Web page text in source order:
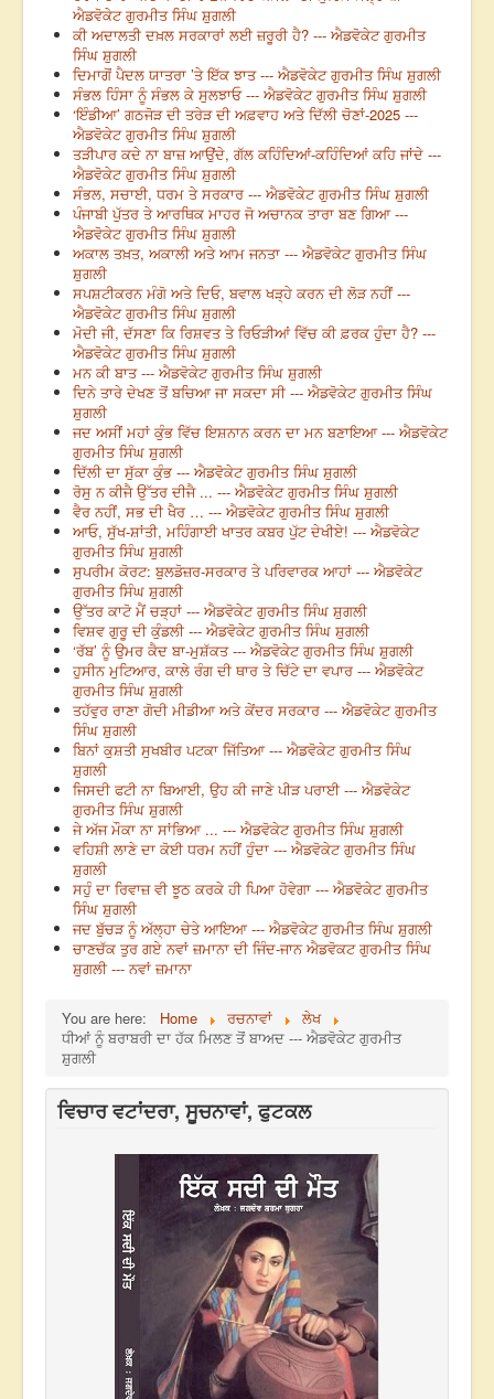
ਐਡਵੋਕੇਟ ਗੁਰਮੀਤ ਸਿੰਘ ਸ਼ੁਗਲੀ
ਕੀ ਅਦਾਲਤੀ ਦਖ਼ਲ ਸਰਕਾਰਾਂ ਲਈ ਜ਼ਰੂਰੀ ਹੈ? --- ਐਡਵੋਕੇਟ ਗੁਰਮੀਤ
ਸਿੰਘ ਸ਼ੁਗਲੀ
ਦਿਮਾਗੋਂ ਪੈਦਲ ਯਾਤਰਾ ’ਤੇ ਇੱਕ ਝਾਤ --- ਐਡਵੋਕੇਟ ਗੁਰਮੀਤ ਸਿੰਘ ਸ਼ੁਗਲੀ
ਸੰਭਲ ਹਿੰਸਾ ਨੂੰ ਸੰਭਲ ਕੇ ਸੁਲਝਾਓ --- ਐਡਵੋਕੇਟ ਗੁਰਮੀਤ ਸਿੰਘ ਸ਼ੁਗਲੀ
‘ਇੰਡੀਆ’ ਗਠਜੋੜ ਦੀ ਤਰੇੜ ਦੀ ਅਫ਼ਵਾਹ ਅਤੇ ਦਿੱਲੀ ਚੋਣਾਂ-2025 ---
ਐਡਵੋਕੇਟ ਗੁਰਮੀਤ ਸਿੰਘ ਸ਼ੁਗਲੀ
ਤੜੀਪਾਰ ਕਦੇ ਨਾ ਬਾਜ਼ ਆਉਂਦੇ, ਗੱਲ ਕਹਿੰਦਿਆਂ-ਕਹਿੰਦਿਆਂ ਕਹਿ ਜਾਂਦੇ ---
ਐਡਵੋਕੇਟ ਗੁਰਮੀਤ ਸਿੰਘ ਸ਼ੁਗਲੀ
ਸੰਭਲ, ਸਚਾਈ, ਧਰਮ ਤੇ ਸਰਕਾਰ --- ਐਡਵੋਕੇਟ ਗੁਰਮੀਤ ਸਿੰਘ ਸ਼ੁਗਲੀ
ਪੰਜਾਬੀ ਪੁੱਤਰ ਤੇ ਆਰਥਿਕ ਮਾਹਰ ਜੋ ਅਚਾਨਕ ਤਾਰਾ ਬਣ ਗਿਆ ---
ਐਡਵੋਕੇਟ ਗੁਰਮੀਤ ਸਿੰਘ ਸ਼ੁਗਲੀ
ਅਕਾਲ ਤਖ਼ਤ, ਅਕਾਲੀ ਅਤੇ ਆਮ ਜਨਤਾ --- ਐਡਵੋਕੇਟ ਗੁਰਮੀਤ ਸਿੰਘ
ਸ਼ੁਗਲੀ
ਸਪਸ਼ਟੀਕਰਨ ਮੰਗੋ ਅਤੇ ਦਿਓ, ਬਵਾਲ ਖੜ੍ਹੇ ਕਰਨ ਦੀ ਲੋੜ ਨਹੀਂ ---
ਐਡਵੋਕੇਟ ਗੁਰਮੀਤ ਸਿੰਘ ਸ਼ੁਗਲੀ
ਮੋਦੀ ਜੀ, ਦੱਸਣਾ ਕਿ ਰਿਸ਼ਵਤ ਤੇ ਰਿਓੜੀਆਂ ਵਿੱਚ ਕੀ ਫ਼ਰਕ ਹੁੰਦਾ ਹੈ? ---
ਐਡਵੋਕੇਟ ਗੁਰਮੀਤ ਸਿੰਘ ਸ਼ੁਗਲੀ
ਮਨ ਕੀ ਬਾਤ --- ਐਡਵੋਕੇਟ ਗੁਰਮੀਤ ਸਿੰਘ ਸ਼ੁਗਲੀ
ਦਿਨੇ ਤਾਰੇ ਦੇਖਣ ਤੋਂ ਬਚਿਆ ਜਾ ਸਕਦਾ ਸੀ --- ਐਡਵੋਕੇਟ ਗੁਰਮੀਤ ਸਿੰਘ
ਸ਼ੁਗਲੀ
ਜਦ ਅਸੀਂ ਮਹਾਂ ਕੁੰਭ ਵਿੱਚ ਇਸ਼ਨਾਨ ਕਰਨ ਦਾ ਮਨ ਬਣਾਇਆ --- ਐਡਵੋਕੇਟ
ਗੁਰਮੀਤ ਸਿੰਘ ਸ਼ੁਗਲੀ
ਦਿੱਲੀ ਦਾ ਸੁੱਕਾ ਕੁੰਭ --- ਐਡਵੋਕੇਟ ਗੁਰਮੀਤ ਸਿੰਘ ਸ਼ੁਗਲੀ
ਰੋਸੁ ਨ ਕੀਜੈ ਉੱਤਰ ਦੀਜੈ ... --- ਐਡਵੋਕੇਟ ਗੁਰਮੀਤ ਸਿੰਘ ਸ਼ੁਗਲੀ
ਵੈਰ ਨਹੀਂ, ਸਭ ਦੀ ਖੈਰ … --- ਐਡਵੋਕੇਟ ਗੁਰਮੀਤ ਸਿੰਘ ਸ਼ੁਗਲੀ
ਆਓ, ਸੁੱਖ-ਸ਼ਾਂਤੀ, ਮਹਿੰਗਾਈ ਖਾਤਰ ਕਬਰ ਪੁੱਟ ਦੇਖੀਏ! --- ਐਡਵੋਕੇਟ
ਗੁਰਮੀਤ ਸਿੰਘ ਸ਼ੁਗਲੀ
ਸੁਪਰੀਮ ਕੋਰਟ: ਬੁਲਡੋਜ਼ਰ-ਸਰਕਾਰ ਤੇ ਪਰਿਵਾਰਕ ਆਹਾਂ --- ਐਡਵੋਕੇਟ
ਗੁਰਮੀਤ ਸਿੰਘ ਸ਼ੁਗਲੀ
ਉੱਤਰ ਕਾਟੋ ਮੈਂ ਚੜ੍ਹਾਂ --- ਐਡਵੋਕੇਟ ਗੁਰਮੀਤ ਸਿੰਘ ਸ਼ੁਗਲੀ
ਵਿਸ਼ਵ ਗੁਰੂ ਦੀ ਕੁੰਡਲੀ --- ਐਡਵੋਕੇਟ ਗੁਰਮੀਤ ਸਿੰਘ ਸ਼ੁਗਲੀ
‘ਰੱਬ’ ਨੂੰ ਉਮਰ ਕੈਦ ਬਾ-ਮੁਸ਼ੱਕਤ --- ਐਡਵੋਕੇਟ ਗੁਰਮੀਤ ਸਿੰਘ ਸ਼ੁਗਲੀ
ਹੁਸੀਨ ਮੁਟਿਆਰ, ਕਾਲੇ ਰੰਗ ਦੀ ਥਾਰ ਤੇ ਚਿੱਟੇ ਦਾ ਵਪਾਰ --- ਐਡਵੋਕੇਟ
ਗੁਰਮੀਤ ਸਿੰਘ ਸ਼ੁਗਲੀ
ਤਹੱਵੁਰ ਰਾਣਾ ਗੋਦੀ ਮੀਡੀਆ ਅਤੇ ਕੇਂਦਰ ਸਰਕਾਰ --- ਐਡਵੋਕੇਟ ਗੁਰਮੀਤ
ਸਿੰਘ ਸ਼ੁਗਲੀ
ਬਿਨਾਂ ਕੁਸ਼ਤੀ ਸੁਖਬੀਰ ਪਟਕਾ ਜਿੱਤਿਆ --- ਐਡਵੋਕੇਟ ਗੁਰਮੀਤ ਸਿੰਘ
ਸ਼ੁਗਲੀ
ਜਿਸਦੀ ਫਟੀ ਨਾ ਬਿਆਈ, ਉਹ ਕੀ ਜਾਣੇ ਪੀੜ ਪਰਾਈ --- ਐਡਵੋਕੇਟ
ਗੁਰਮੀਤ ਸਿੰਘ ਸ਼ੁਗਲੀ
ਜੇ ਅੱਜ ਮੌਕਾ ਨਾ ਸਾਂਭਿਆ ... --- ਐਡਵੋਕੇਟ ਗੁਰਮੀਤ ਸਿੰਘ ਸ਼ੁਗਲੀ
ਵਹਿਸ਼ੀ ਲਾਣੇ ਦਾ ਕੋਈ ਧਰਮ ਨਹੀਂ ਹੁੰਦਾ --- ਐਡਵੋਕੇਟ ਗੁਰਮੀਤ ਸਿੰਘ
ਸ਼ੁਗਲੀ
ਸਹੁੰ ਦਾ ਰਿਵਾਜ਼ ਵੀ ਝੂਠ ਕਰਕੇ ਹੀ ਪਿਆ ਹੋਵੇਗਾ --- ਐਡਵੋਕੇਟ ਗੁਰਮੀਤ
ਸਿੰਘ ਸ਼ੁਗਲੀ
ਜਦ ਬੁੱਚੜ ਨੂੰ ਅੱਲ੍ਹਾ ਚੇਤੇ ਆਇਆ --- ਐਡਵੋਕੇਟ ਗੁਰਮੀਤ ਸਿੰਘ ਸ਼ੁਗਲੀ
ਚਾਣਚੱਕ ਤੁਰ ਗਏ ਨਵਾਂ ਜ਼ਮਾਨਾ ਦੀ ਜਿੰਦ-ਜਾਨ ਐਡਵੋਕਟ ਗੁਰਮੀਤ ਸਿੰਘ
ਸ਼ੁਗਲੀ --- ਨਵਾਂ ਜ਼ਮਾਨਾ
You are here: Home ਰਚਨਾਵਾਂ
ਲੇਖ
ਧੀਆਂ ਨੂੰ ਬਰਾਬਰੀ ਦਾ ਹੱਕ ਮਿਲਣ ਤੋਂ ਬਾਅਦ --- ਐਡਵੋਕੇਟ ਗੁਰਮੀਤ
ਸ਼ੁਗਲੀ
ਵਿਚਾਰ ਵਟਾਂਦਰਾ, ਸੂਚਨਾਵਾਂ, ਫੁਟਕਲ